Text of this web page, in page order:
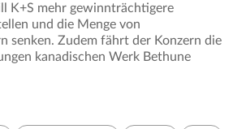
K+S mehr gewinnträchtigere
und die Menge von
senken. Zudem fährt der Konzern die
kanadischen Werk Bethune